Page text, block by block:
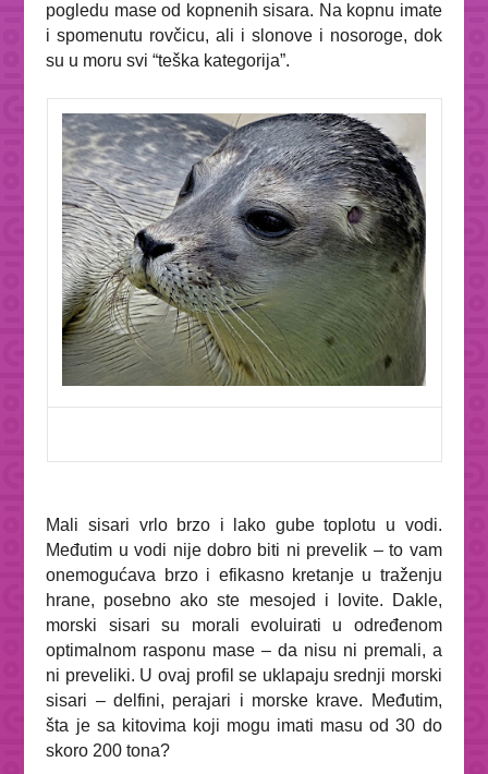
pogledu mase od kopnenih sisara. Na kopnu imate
i spomenutu rovčicu, ali i slonove i nosoroge, dok
su u moru svi “teška kategorija”.
Mali sisari vrlo brzo i lako gube toplotu u vodi.
Međutim u vodi nije dobro biti ni prevelik – to vam
onemogućava brzo i efikasno kretanje u traženju
hrane, posebno ako ste mesojed i lovite. Dakle,
morski sisari su morali evoluirati u određenom
optimalnom rasponu mase – da nisu ni premali, a
ni preveliki. U ovaj profil se uklapaju srednji morski
sisari – delfini, perajari i morske krave. Međutim,
šta je sa kitovima koji mogu imati masu od 30 do
skoro 200 tona?